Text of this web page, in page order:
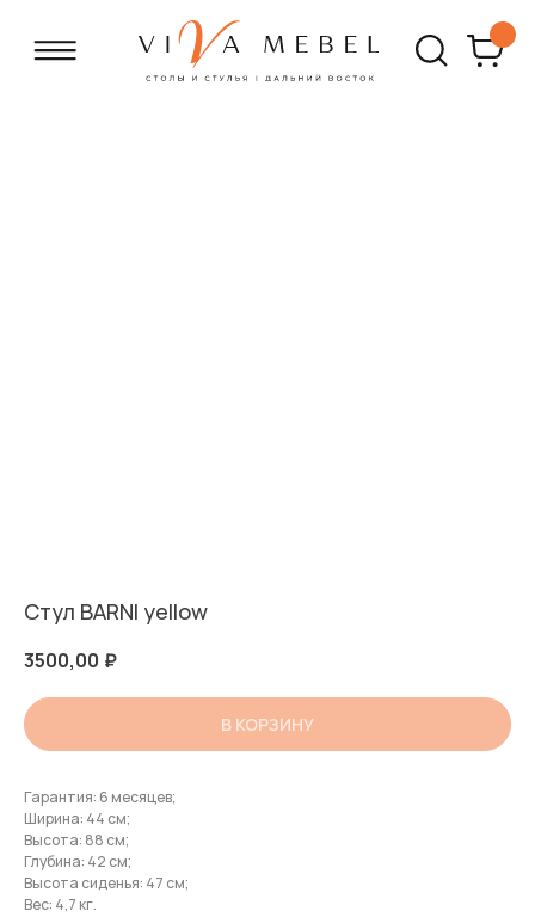
Стул BARNI yellow
3500,00 ₽
В КОРЗИНУ
Гарантия: 6 месяцев;
Ширина: 44 см;
Высота: 88 см;
Глубина: 42 см;
Высота сиденья: 47 см;
Вес: 4,7 кг.